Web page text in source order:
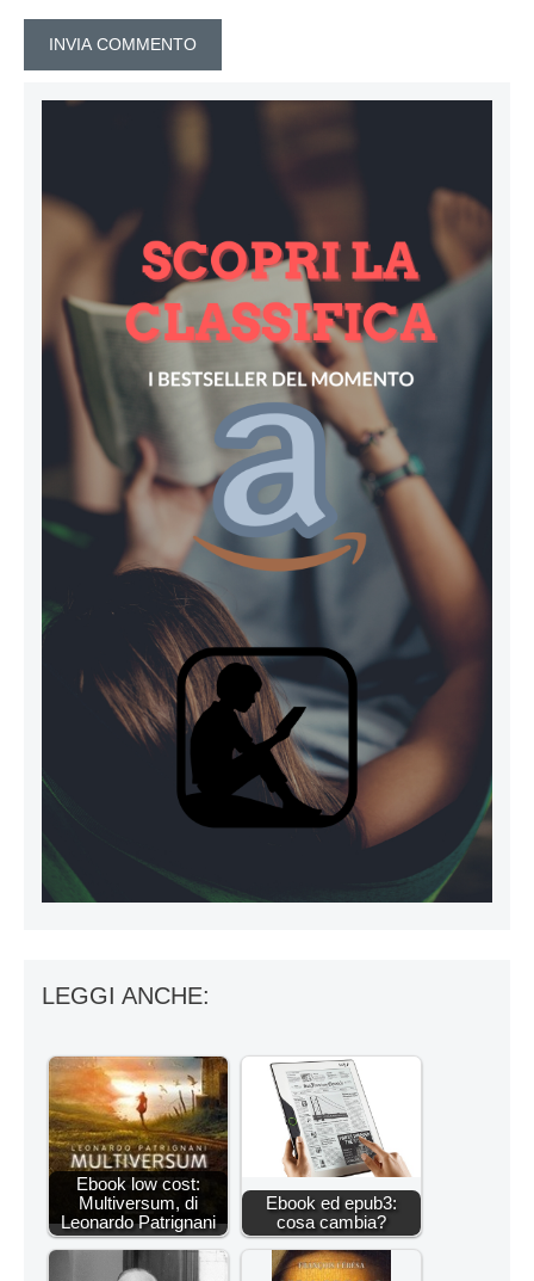
LEGGI ANCHE:
Ebook low cost:
Multiversum, di
Leonardo Patrignani
Ebook ed epub3:
cosa cambia?